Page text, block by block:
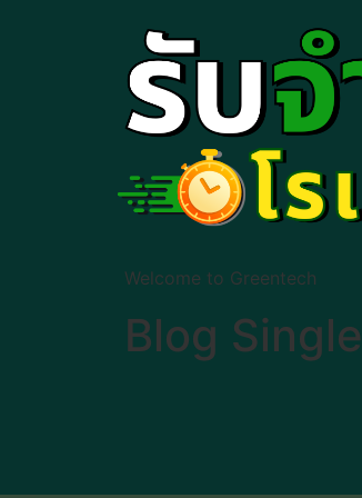
Welcome to Greentech
Blog Single